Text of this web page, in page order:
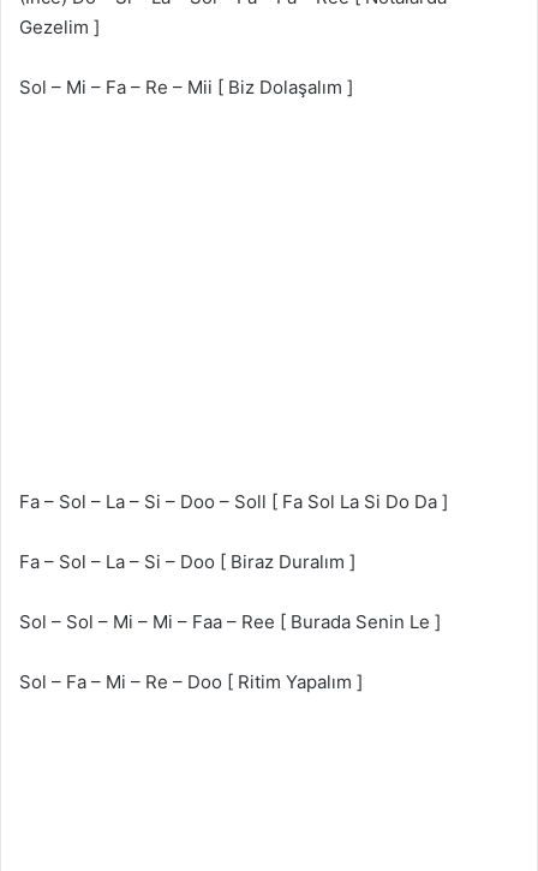
Gezelim ]
Sol – Mi – Fa – Re – Mii [ Biz Dolaşalım ]
Fa – Sol – La – Si – Doo – Soll [ Fa Sol La Si Do Da ]
Fa – Sol – La – Si – Doo [ Biraz Duralım ]
Sol – Sol – Mi – Mi – Faa – Ree [ Burada Senin Le ]
Sol – Fa – Mi – Re – Doo [ Ritim Yapalım ]